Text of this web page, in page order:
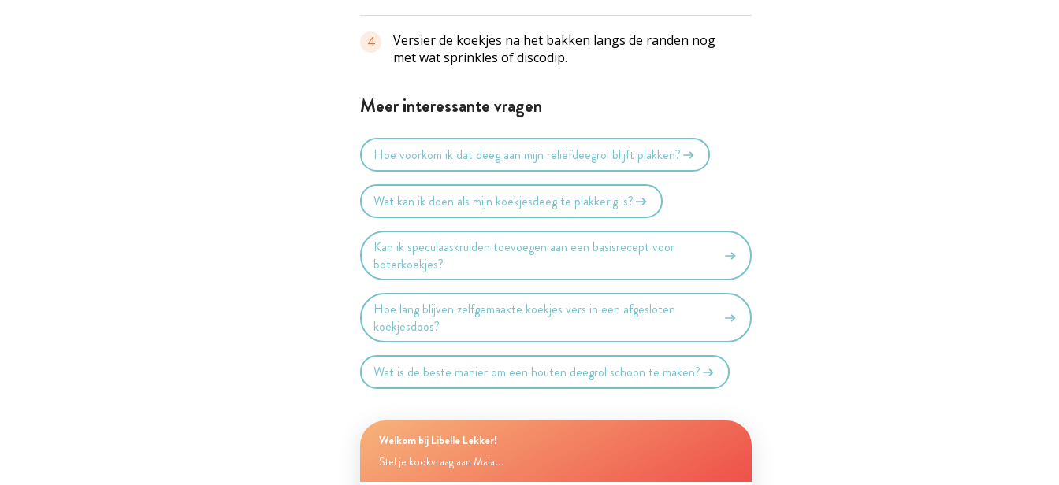
4
Versier de koekjes na het bakken langs de randen nog
met wat sprinkles of discodip.
Meer interessante vragen
Hoe voorkom ik dat deeg aan mijn reliëfdeegrol blijft plakken?
Wat kan ik doen als mijn koekjesdeeg te plakkerig is?
Kan ik speculaaskruiden toevoegen aan een basisrecept voor
boterkoekjes?
Hoe lang blijven zelfgemaakte koekjes vers in een afgesloten
koekjesdoos?
Wat is de beste manier om een houten deegrol schoon te maken?
Welkom bij Libelle Lekker!
Stel je kookvraag aan Maia...